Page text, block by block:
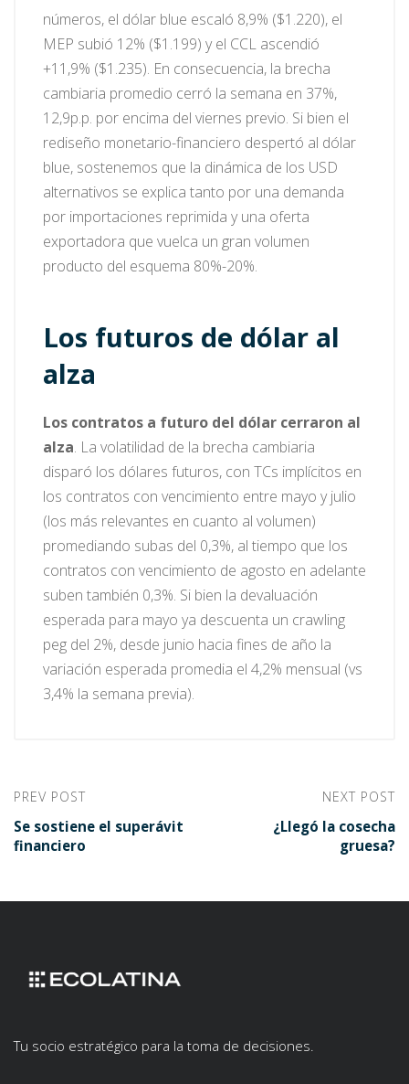
números, el dólar blue escaló 8,9% ($1.220), el
MEP subió 12% ($1.199) y el CCL ascendió
+11,9% ($1.235). En consecuencia, la brecha
cambiaria promedio cerró la semana en 37%,
12,9p.p. por encima del viernes previo. Si bien el
rediseño monetario-financiero despertó al dólar
blue, sostenemos que la dinámica de los USD
alternativos se explica tanto por una demanda
por importaciones reprimida y una oferta
exportadora que vuelca un gran volumen
producto del esquema 80%-20%.
Los futuros de dólar al
alza
Los contratos a futuro del dólar cerraron al
alza. La volatilidad de la brecha cambiaria
disparó los dólares futuros, con TCs implícitos en
los contratos con vencimiento entre mayo y julio
(los más relevantes en cuanto al volumen)
promediando subas del 0,3%, al tiempo que los
contratos con vencimiento de agosto en adelante
suben también 0,3%. Si bien la devaluación
esperada para mayo ya descuenta un crawling
peg del 2%, desde junio hacia fines de año la
variación esperada promedia el 4,2% mensual (vs
3,4% la semana previa).
PREV POST
Se sostiene el superávit
financiero
NEXT POST
¿Llegó la cosecha
gruesa?
Tu socio estratégico para la toma de decisiones.